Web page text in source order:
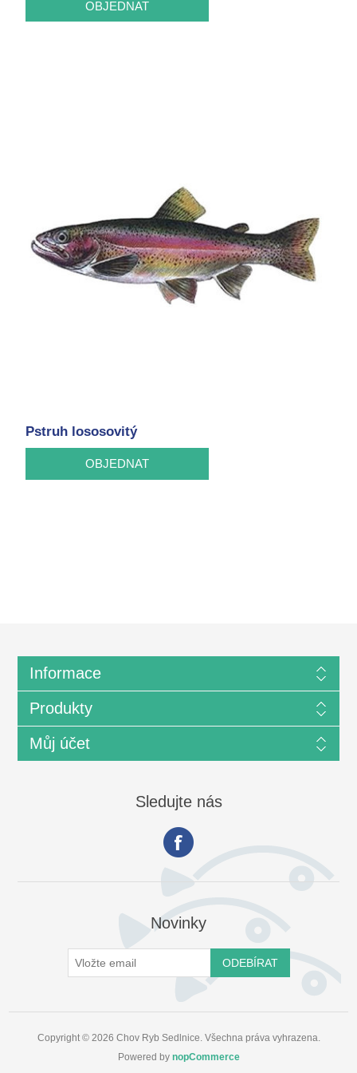
Pstruh lososovitý
Informace
Produkty
Můj účet
Sledujte nás
Novinky
Copyright © 2026 Chov Ryb Sedlnice. Všechna práva vyhrazena.
Powered by nopCommerce